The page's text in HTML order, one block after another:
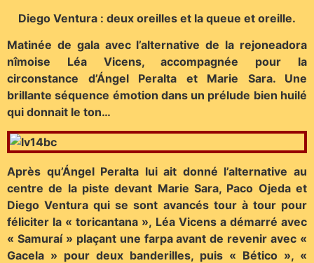
Diego Ventura : deux oreilles et la queue et oreille.
Matinée de gala avec l’alternative de la rejoneadora
nîmoise Léa Vicens, accompagnée pour la
circonstance d’Ángel Peralta et Marie Sara. Une
brillante séquence émotion dans un prélude bien huilé
qui donnait le ton…
Après qu’Ángel Peralta lui ait donné l’alternative au
centre de la piste devant Marie Sara, Paco Ojeda et
Diego Ventura qui se sont avancés tour à tour pour
féliciter la « toricantana », Léa Vicens a démarré avec
« Samuraí » plaçant une farpa avant de revenir avec «
Gacela » pour deux banderilles, puis « Bético », «